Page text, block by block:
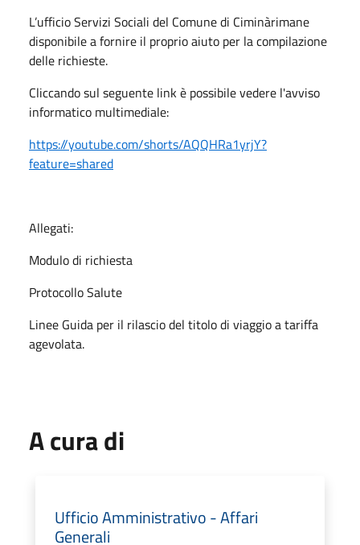
L’ufficio Servizi Sociali del Comune di Ciminàrimane
disponibile a fornire il proprio aiuto per la compilazione
delle richieste.
Cliccando sul seguente link è possibile vedere l'avviso
informatico multimediale:
https://youtube.com/shorts/AQQHRa1yrjY?
feature=shared
Allegati:
Modulo di richiesta
Protocollo Salute
Linee Guida per il rilascio del titolo di viaggio a tariffa
agevolata.
A cura di
Ufficio Amministrativo - Affari
Generali